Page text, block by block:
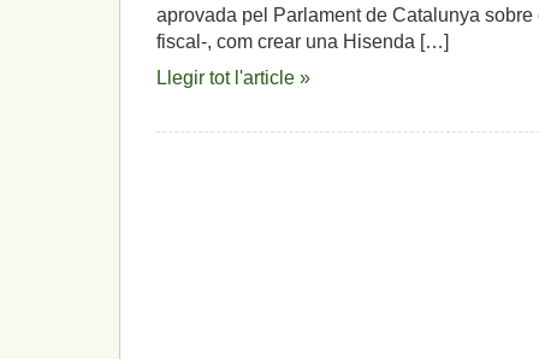
aprovada pel Parlament de Catalunya
fiscal-, com crear una Hisenda […]
Llegir tot l'article »